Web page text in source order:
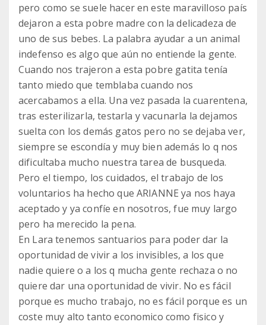
pero como se suele hacer en este maravilloso país
dejaron a esta pobre madre con la delicadeza de
uno de sus bebes. La palabra ayudar a un animal
indefenso es algo que aún no entiende la gente.
Cuando nos trajeron a esta pobre gatita tenía
tanto miedo que temblaba cuando nos
acercabamos a ella. Una vez pasada la cuarentena,
tras esterilizarla, testarla y vacunarla la dejamos
suelta con los demás gatos pero no se dejaba ver,
siempre se escondía y muy bien además lo q nos
dificultaba mucho nuestra tarea de busqueda.
Pero el tiempo, los cuidados, el trabajo de los
voluntarios ha hecho que ARIANNE ya nos haya
aceptado y ya confíe en nosotros, fue muy largo
pero ha merecido la pena.
En Lara tenemos santuarios para poder dar la
oportunidad de vivir a los invisibles, a los que
nadie quiere o a los q mucha gente rechaza o no
quiere dar una oportunidad de vivir. No es fácil
porque es mucho trabajo, no es fácil porque es un
coste muy alto tanto economico como fisico y